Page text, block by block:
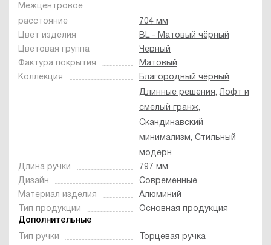
Межцентровое
расстояние
704 мм
Цвет изделия
BL - Матовый чёрный
Цветовая группа
Черный
Фактура покрытия
Матовый
Коллекция
Благородный чёрный,
Длинные решения,Лофт и
смелый гранж,
Скандинавский
минимализм, Стильный
модерн
Длина ручки
797 мм
Дизайн
Современные
Материал изделия
Алюминий
Тип продукции
Основная продукция
Дополнительные
Тип ручки
Торцевая ручка